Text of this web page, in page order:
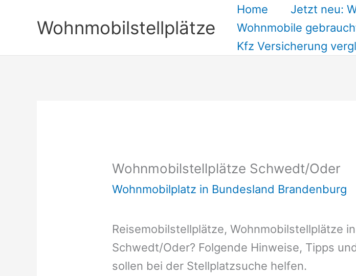
Wohnmobilstellplätze
Home
Jetzt neu:
Wohnmobile
Kfz Versicherung
Wohnmobilstellplätze Schwedt/Oder
Wohnmobilplatz in Bundesland Brandenburg
Reisemobilstellplätze, Wohnmobilstellplätze in
Schwedt/Oder? Folgende Hinweise, Tipps
sollen bei der Stellplatzsuche helfen.